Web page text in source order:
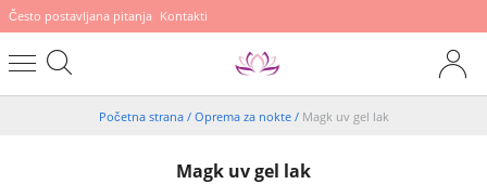
Često postavljana pitanja Kontakti
Početna strana / Oprema za nokte / Magk uv gel lak
Magk uv gel lak